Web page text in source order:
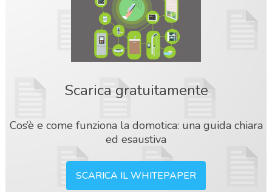
Scarica gratuitamente
Cos’è e come funziona la domotica: una guida chiara
ed esaustiva
SCARICA IL WHITEPAPER